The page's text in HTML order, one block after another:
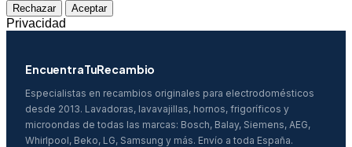
Rechazar Aceptar
Privacidad
EncuentraTuRecambio
Especialistas en recambios originales para electrodomésticos
desde 2013. Lavadoras, lavavajillas, hornos, frigoríficos y
microondas de todas las marcas: Bosch, Balay, Siemens, AEG,
Whirlpool, Beko, LG, Samsung y más. Envío a toda España.